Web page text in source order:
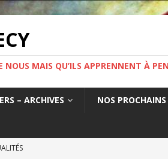
MAIS QU’ILS APPRENNENT À
– ARCHIVES NOS